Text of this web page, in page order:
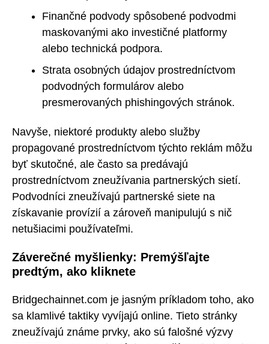
Finančné podvody spôsobené podvodmi
maskovanými ako investičné platformy
alebo technická podpora.
Strata osobných údajov prostredníctvom
podvodných formulárov alebo
presmerovaných phishingových stránok.
Navyše, niektoré produkty alebo služby
propagované prostredníctvom týchto reklám môžu
byť skutočné, ale často sa predávajú
prostredníctvom zneužívania partnerských sietí.
Podvodníci zneužívajú partnerské siete na
získavanie provízií a zároveň manipulujú s nič
netušiacimi používateľmi.
Záverečné myšlienky: Premýšľajte
predtým, ako kliknete
Bridgechainnet.com je jasným príkladom toho, ako
sa klamlivé taktiky vyvíjajú online. Tieto stránky
zneužívajú známe prvky, ako sú falošné výzvy